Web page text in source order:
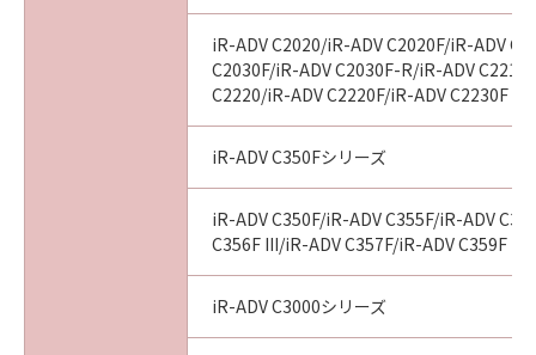
iR-ADV C2020/iR-ADV C2020F/iR-ADV
C2030F/iR-ADV C2030F-R/iR-ADV
C2220/iR-ADV C2220F/iR-ADV C2230F
iR-ADV C350Fシリーズ
iR-ADV C350F/iR-ADV C355F/iR-ADV
C356F III/iR-ADV C357F/iR-ADV C359F
iR-ADV C3000シリーズ